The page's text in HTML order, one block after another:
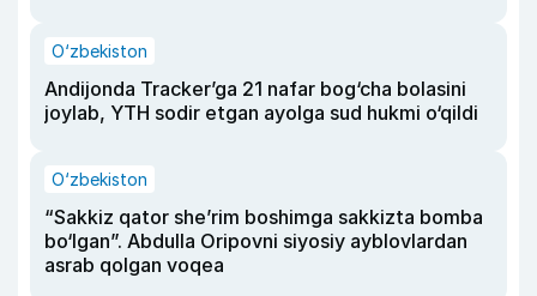
O‘zbekiston
Andijonda Tracker’ga 21 nafar bog‘cha bolasini
joylab, YTH sodir etgan ayolga sud hukmi o‘qildi
O‘zbekiston
“Sakkiz qator she’rim boshimga sakkizta bomba
bo‘lgan”. Abdulla Oripovni siyosiy ayblovlardan
asrab qolgan voqea